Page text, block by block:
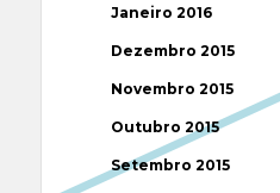
Janeiro 2016
Dezembro 2015
Novembro 2015
Outubro 2015
Setembro 2015